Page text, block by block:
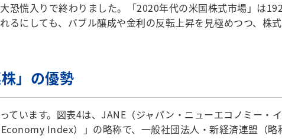
慌入りで終わりました。「2020年代の米国株式市場」は
にしても、バブル醸成や金利の反転上昇を見極めつつ、株
」の優勢
います。図表4は、JANE（ジャパン・ニューエコノミー・
Index）」の略称で、一般社団法人・新経済連盟（